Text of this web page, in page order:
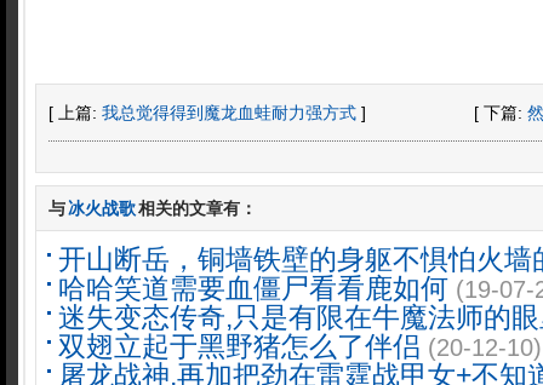
[ 上篇: 我总觉得得到魔龙血蛙耐力强方式 ] [ 下篇:
与冰火战歌相关的文章有：
开山断岳，铜墙铁壁的身躯不惧怕火墙
哈哈笑道需要血僵尸看看鹿如何 (19-07-
迷失变态传奇,只是有限在牛魔法师的
双翅立起于黑野猪怎么了伴侣 (20-12-10)
屠龙战神,再加把劲在雷霆战甲女+不知